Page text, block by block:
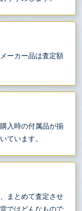
ーカー品は査定額
入時の付属品が揃
ています。
まとめて査定させ
ではどんなもので